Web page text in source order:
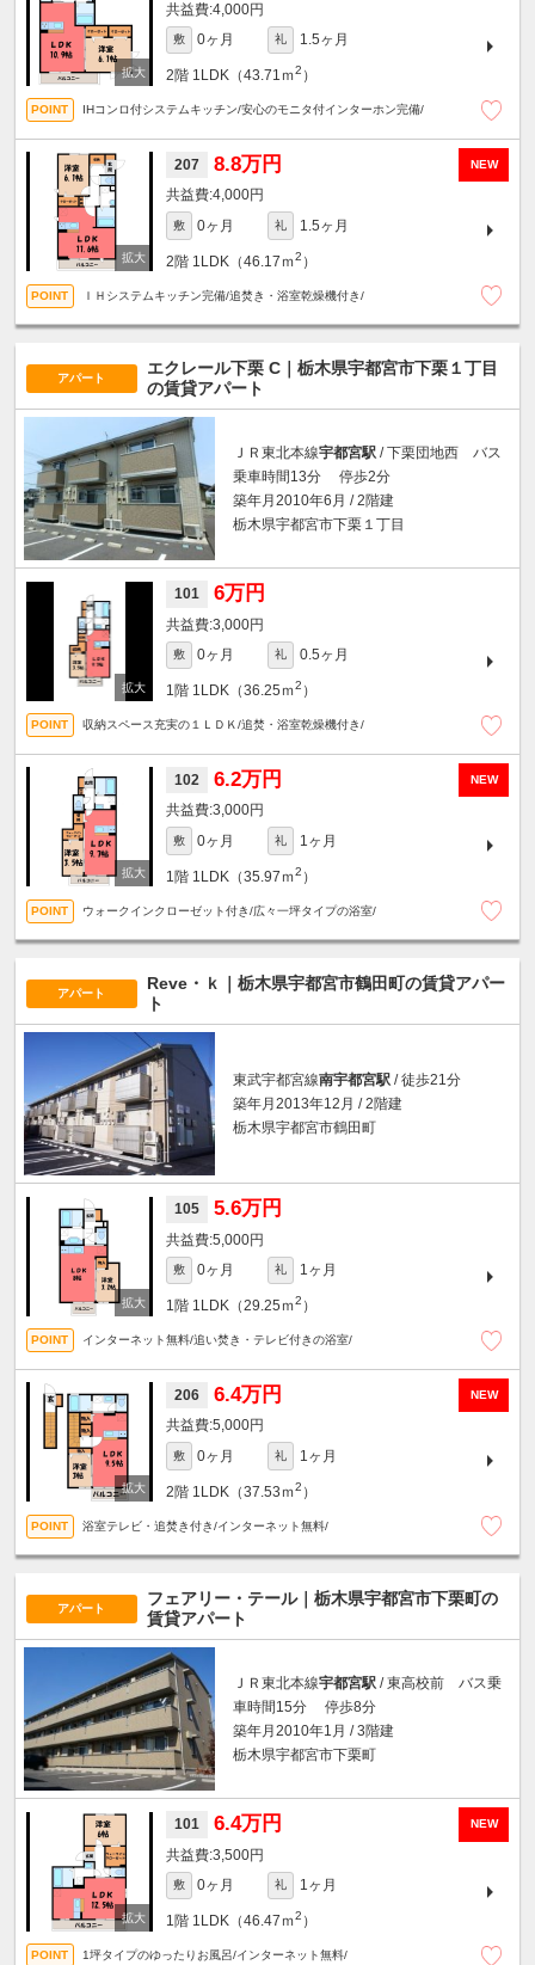
4,000円
敷 0ヶ月 礼 1.5ヶ月
2階 1LDK（43.71ｍ2 ）
IHコンロ付システムキッチン/安心のモニタ付インターホン完備/
NEW
207 8.8万円
4,000円
敷 0ヶ月 礼 1.5ヶ月
2階 1LDK（46.17ｍ2 ）
ＩＨシステムキッチン完備/追焚き・浴室乾燥機付き/
アパート
エクレール下栗 C｜栃木県宇都宮市下栗１丁目
の賃貸アパート
ＪＲ東北本線宇都宮駅 / 下栗団地西 バス
乗車時間13分 停歩2分
築年月2010年6月 / 2階建
栃木県宇都宮市下栗１丁目
101 6万円
3,000円
敷 0ヶ月 礼 0.5ヶ月
1階 1LDK（36.25ｍ2 ）
収納スペース充実の１ＬＤＫ/追焚・浴室乾燥機付き/
NEW
102 6.2万円
3,000円
敷 0ヶ月 礼 1ヶ月
1階 1LDK（35.97ｍ2 ）
ウォークインクローゼット付き/広々一坪タイプの浴室/
アパート
Reve・ｋ｜栃木県宇都宮市鶴田町の賃貸アパー
ト
東武宇都宮線南宇都宮駅 / 徒歩21分
築年月2013年12月 / 2階建
栃木県宇都宮市鶴田町
105 5.6万円
5,000円
敷 0ヶ月 礼 1ヶ月
1階 1LDK（29.25ｍ2 ）
インターネット無料/追い焚き・テレビ付きの浴室/
NEW
206 6.4万円
5,000円
敷 0ヶ月 礼 1ヶ月
2階 1LDK（37.53ｍ2 ）
浴室テレビ・追焚き付き/インターネット無料/
アパート
フェアリー・テール｜栃木県宇都宮市下栗町の
賃貸アパート
ＪＲ東北本線宇都宮駅 / 東高校前 バス乗
車時間15分 停歩8分
築年月2010年1月 / 3階建
栃木県宇都宮市下栗町
NEW
101 6.4万円
3,500円
敷 0ヶ月 礼 1ヶ月
1階 1LDK（46.47ｍ2 ）
1坪タイプのゆったりお風呂/インターネット無料/